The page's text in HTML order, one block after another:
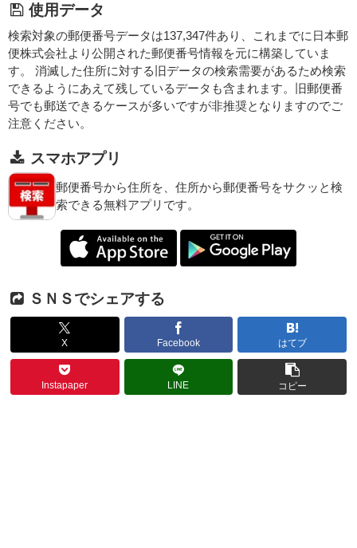
使用データ
検索対象の郵便番号データは137,347件あり、これまでに日本郵
便株式会社より公開された郵便番号情報を元に構築していま
す。 消滅した住所に対する旧データの検索需要があるため検索
できるようにあえて残しているデータも含まれます。旧郵便番
号でも郵送できるケースが多いですが非推奨となりますのでご
注意ください。
スマホアプリ
郵便番号から住所を、住所から郵便番号をサクッと検
索できる無料アプリです。
ＳＮＳでシェアする
X Facebook はてブ
Instapaper LINE コピー